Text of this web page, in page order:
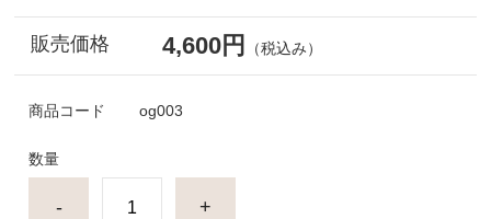
販売価格 4,600円 （税込み）
商品コード og003
数量
- +